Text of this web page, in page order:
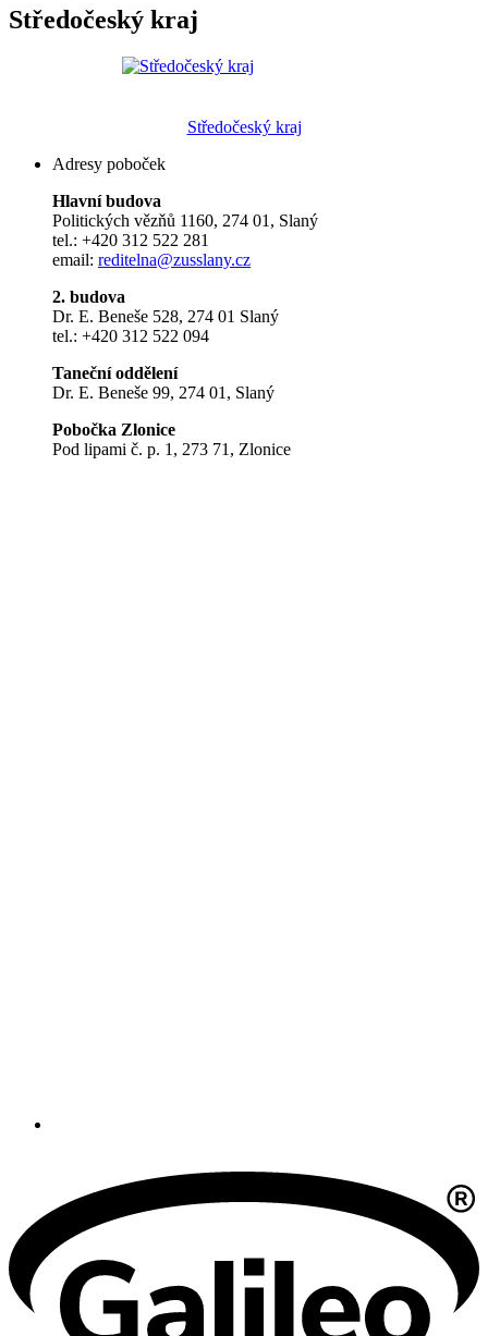
Středočeský kraj
Středočeský kraj
Adresy poboček
Hlavní budova
Politických vězňů 1160, 274 01, Slaný
tel.: +420 312 522 281
email: reditelna@zusslany.cz
2. budova
Dr. E. Beneše 528, 274 01 Slaný
tel.: +420 312 522 094
Taneční oddělení
Dr. E. Beneše 99, 274 01, Slaný
Pobočka Zlonice
Pod lipami č. p. 1, 273 71, Zlonice